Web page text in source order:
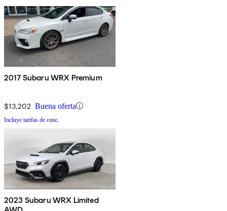
2017 Subaru WRX Premium
$13,202 Buena oferta
Incluye tarifas de conc.
2023 Subaru WRX Limited